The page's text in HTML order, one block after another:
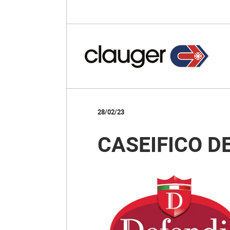
28/02/23
CASEIFICO